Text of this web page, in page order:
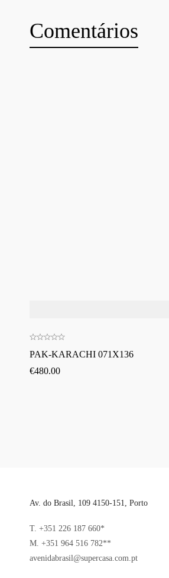
Comentários
PAK-KARACHI 071X136
€480.00
Av. do Brasil, 109 4150-151, Porto
T. +351 226 187 660*
M. +351 964 516 782**
avenidabrasil@supercasa.com.pt